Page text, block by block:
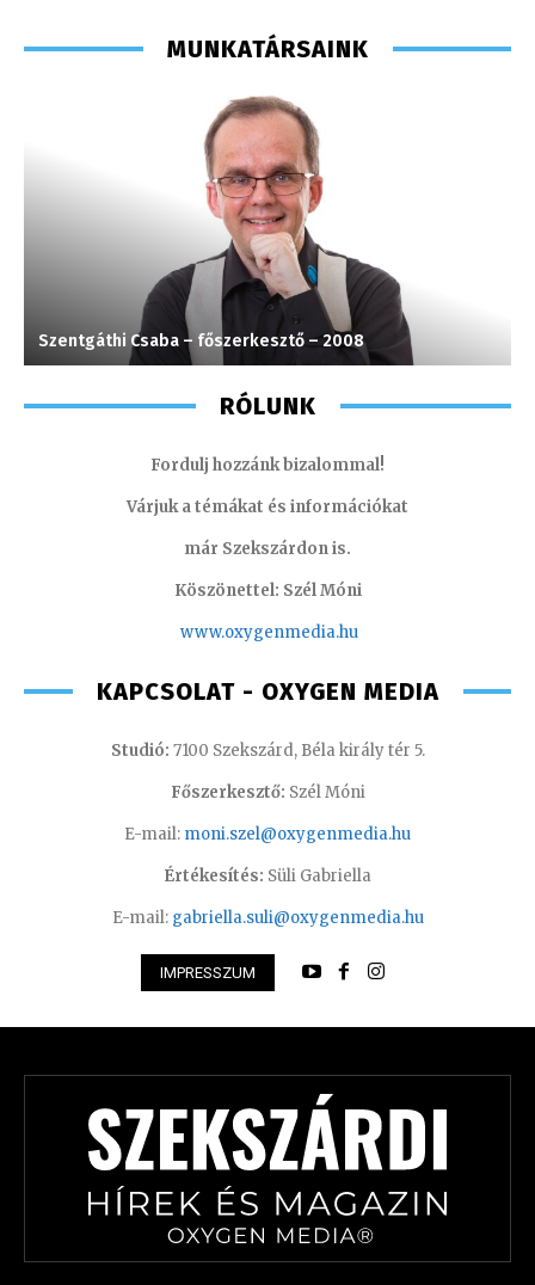
MUNKATÁRSAINK
Szentgáthi Csaba – főszerkesztő – 2008
RÓLUNK
Fordulj hozzánk bizalommal!
Várjuk a témákat és információkat
már Szekszárdon is.
Köszönettel: Szél Móni
www.oxygenmedia.hu
KAPCSOLAT - OXYGEN MEDIA
Studió: 7100 Szekszárd, Béla király tér 5.
Főszerkesztő: Szél Móni
E-mail: moni.szel@oxygenmedia.hu
Értékesítés: Süli Gabriella
E-mail: gabriella.suli@oxygenmedia.hu
IMPRESSZUM